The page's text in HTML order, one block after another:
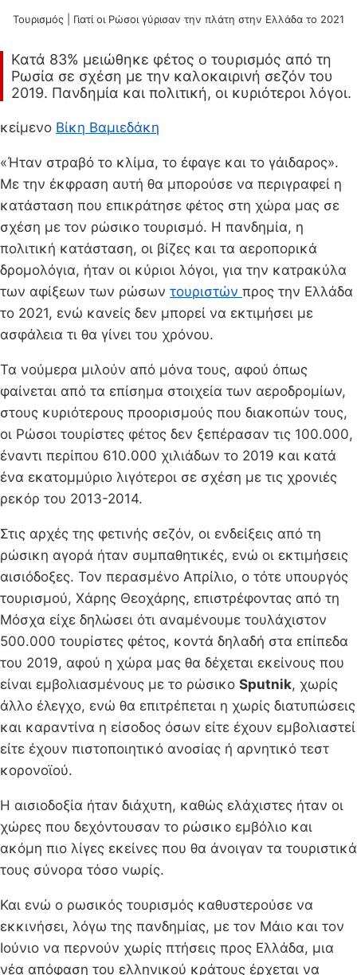
Τουρισμός | Γιατί οι Ρώσοι γύρισαν την πλάτη στην Ελλάδα το 2021
Κατά 83% μειώθηκε φέτος ο τουρισμός από τη
Ρωσία σε σχέση με την καλοκαιρινή σεζόν του
2019. Πανδημία και πολιτική, οι κυριότεροι λόγοι.
κείμενο Βίκη Βαμιεδάκη
«Ήταν στραβό το κλίμα, το έφαγε και το γάιδαρος».
Με την έκφραση αυτή θα μπορούσε να περιγραφεί η
κατάσταση που επικράτησε φέτος στη χώρα μας σε
σχέση με τον ρώσικο τουρισμό. Η πανδημία, η
πολιτική κατάσταση, οι βίζες και τα αεροπορικά
δρομολόγια, ήταν οι κύριοι λόγοι, για την κατρακύλα
των αφίξεων των ρώσων τουριστών προς την Ελλάδα
το 2021, ενώ κανείς δεν μπορεί να εκτιμήσει με
ασφάλεια τι θα γίνει του χρόνου.
Τα νούμερα μιλούν από μόνα τους, αφού όπως
φαίνεται από τα επίσημα στοιχεία των αεροδρομίων,
στους κυριότερους προορισμούς που διακοπών τους,
οι Ρώσοι τουρίστες φέτος δεν ξεπέρασαν τις 100.000,
έναντι περίπου 610.000 χιλιάδων το 2019 και κατά
ένα εκατομμύριο λιγότεροι σε σχέση με τις χρονιές
ρεκόρ του 2013-2014.
Στις αρχές της φετινής σεζόν, οι ενδείξεις από τη
ρώσικη αγορά ήταν συμπαθητικές, ενώ οι εκτιμήσεις
αισιόδοξες. Τον περασμένο Απρίλιο, ο τότε υπουργός
τουρισμού, Χάρης Θεοχάρης, επιστρέφοντας από τη
Μόσχα είχε δηλώσει ότι αναμένουμε τουλάχιστον
500.000 τουρίστες φέτος, κοντά δηλαδή στα επίπεδα
του 2019, αφού η χώρα μας θα δέχεται εκείνους που
είναι εμβολιασμένους με το ρώσικο Sputnik, χωρίς
άλλο έλεγχο, ενώ θα επιτρέπεται η χωρίς διατυπώσεις
και καραντίνα η είσοδος όσων είτε έχουν εμβολιαστεί
είτε έχουν πιστοποιητικό ανοσίας ή αρνητικό τεστ
κορονοϊού.
Η αισιοδοξία ήταν διάχυτη, καθώς ελάχιστες ήταν οι
χώρες που δεχόντουσαν το ρώσικο εμβόλιο και
ακόμη πιο λίγες εκείνες που θα άνοιγαν τα τουριστικά
τους σύνορα τόσο νωρίς.
Και ενώ ο ρωσικός τουρισμός καθυστερούσε να
εκκινήσει, λόγω της πανδημίας, με τον Μάιο και τον
Ιούνιο να περνούν χωρίς πτήσεις προς Ελλάδα, μια
νέα απόφαση του ελληνικού κράτους έρχεται να